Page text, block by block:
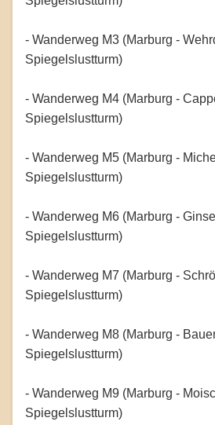
- Wanderweg M3 (Marburg -
Spiegelslustturm)
- Wanderweg M4 (Marburg -
Spiegelslustturm)
- Wanderweg M5 (Marburg -
Spiegelslustturm)
- Wanderweg M6 (Marburg -
Spiegelslustturm)
- Wanderweg M7 (Marburg -
Spiegelslustturm)
- Wanderweg M8 (Marburg -
Spiegelslustturm)
- Wanderweg M9 (Marburg -
Spiegelslustturm)